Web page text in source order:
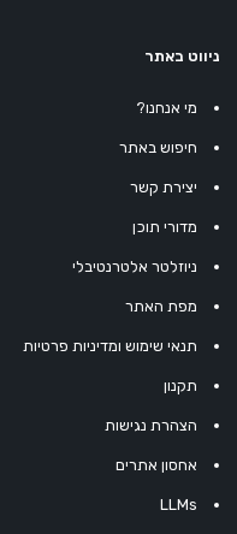
ניווט באתר
מי אנחנו?
חיפוש באתר
יצירת קשר
מדורי תוכן
ניוזלטר אלטרנטיבלי
מפת האתר
תנאי שימוש ומדיניות פרטיות
תקנון
הצהרת נגישות
אחסון אתרים
LLMs